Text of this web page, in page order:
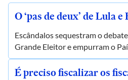
O ‘pas de deux’ de Lula
Escândalos sequestram o
Grande Eleitor e empurram o
É preciso fiscalizar os